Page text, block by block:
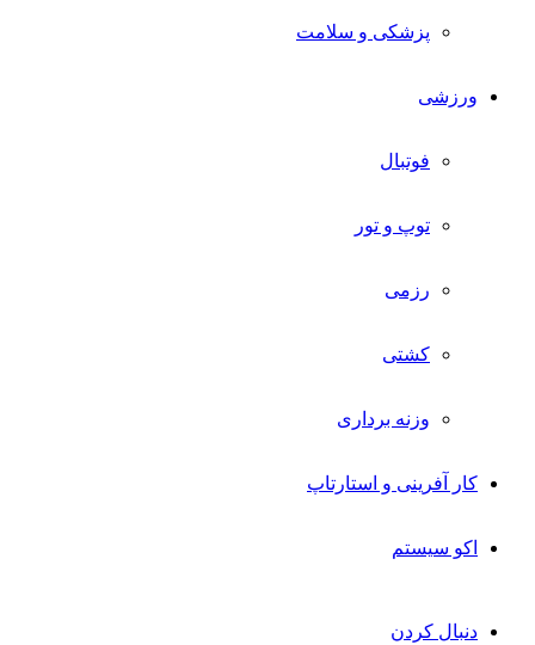
پزشکی و سلامت
ورزشی
فوتبال
توپ و تور
رزمی
کشتی
وزنه برداری
کار آفرینی و استارتاپ
اکو سیستم
دنبال کردن